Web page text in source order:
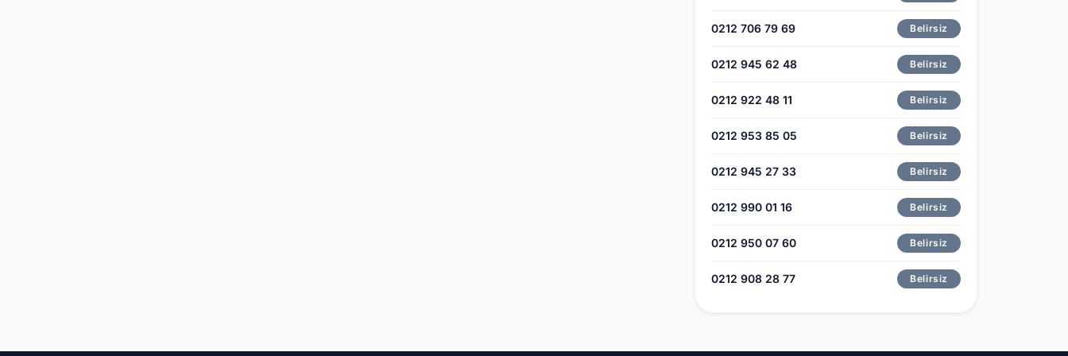
0212 706 79 69 Belirsiz
0212 945 62 48 Belirsiz
0212 922 48 11 Belirsiz
0212 953 85 05 Belirsiz
0212 945 27 33 Belirsiz
0212 990 01 16 Belirsiz
0212 950 07 60 Belirsiz
0212 908 28 77 Belirsiz